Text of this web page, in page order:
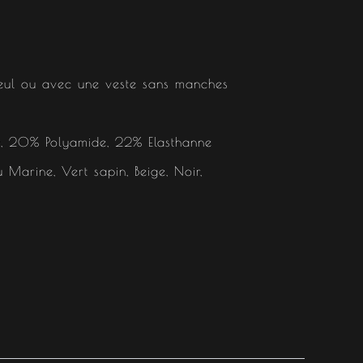
ou avec une veste sans manches
Polyamide, 22% Elasthanne
Marine, Vert sapin, Beige, Noir,